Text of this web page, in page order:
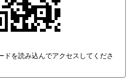
ドを読み込んでアクセスしてくださ